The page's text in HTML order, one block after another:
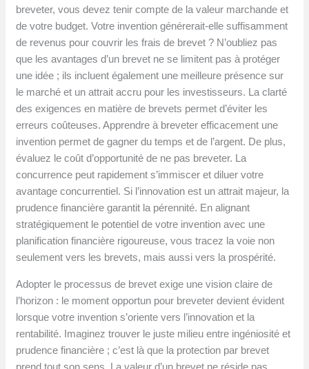
breveter, vous devez tenir compte de la valeur marchande et
de votre budget. Votre invention générerait-elle suffisamment
de revenus pour couvrir les frais de brevet ? N’oubliez pas
que les avantages d’un brevet ne se limitent pas à protéger
une idée ; ils incluent également une meilleure présence sur
le marché et un attrait accru pour les investisseurs. La clarté
des exigences en matière de brevets permet d’éviter les
erreurs coûteuses. Apprendre à breveter efficacement une
invention permet de gagner du temps et de l’argent. De plus,
évaluez le coût d’opportunité de ne pas breveter. La
concurrence peut rapidement s’immiscer et diluer votre
avantage concurrentiel. Si l’innovation est un attrait majeur, la
prudence financière garantit la pérennité. En alignant
stratégiquement le potentiel de votre invention avec une
planification financière rigoureuse, vous tracez la voie non
seulement vers les brevets, mais aussi vers la prospérité.
Adopter le processus de brevet exige une vision claire de
l’horizon : le moment opportun pour breveter devient évident
lorsque votre invention s’oriente vers l’innovation et la
rentabilité. Imaginez trouver le juste milieu entre ingéniosité et
prudence financière ; c’est là que la protection par brevet